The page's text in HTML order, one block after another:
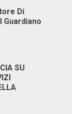
Di
Guardiano
SU